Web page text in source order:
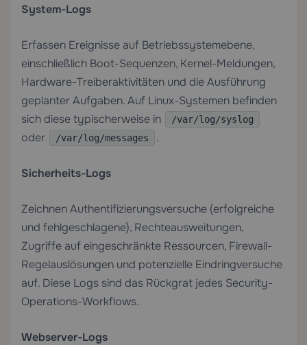
System-Logs
Erfassen Ereignisse auf Betriebssystemebene,
einschließlich Boot-Sequenzen, Kernel-Meldungen,
Hardware-Treiberaktivitäten und die Ausführung
geplanter Aufgaben. Auf Linux-Systemen befinden
sich diese typischerweise in
/var/log/syslog
oder /var/log/messages .
Sicherheits-Logs
Zeichnen Authentifizierungsversuche (erfolgreiche
und fehlgeschlagene), Rechteausweitungen,
Zugriffe auf eingeschränkte Ressourcen, Firewall-
Regelauslösungen und potenzielle Eindringversuche
auf. Diese Logs sind das Rückgrat jedes Security-
Operations-Workflows.
Webserver-Logs